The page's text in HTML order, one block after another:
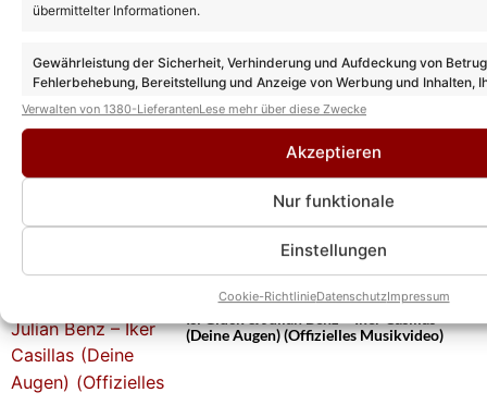
übermittelter Informationen.
Gewährleistung der Sicherheit, Verhinderung und Aufdeckung von
Fehlerbehebung, Bereitstellung und Anzeige von Werbung und Inhalten,
Entscheidungen zum Datenschutz speichern und übermitteln.
Verwalten von 1380-LieferantenLese mehr über diese Zwecke
Akzeptieren
Nur funktionale
Einstellungen
Cookie-RichtlinieDatenschutzImpressum
Das könnte Euch auch interessieren:
Schlagernacht am Kalkberg 2027 mit
Matthias Reim, Heino & weiteren klasse
Isi Glück & Julian Benz – Iker Casillas
(Deine Augen) (Offizielles Musikvideo)